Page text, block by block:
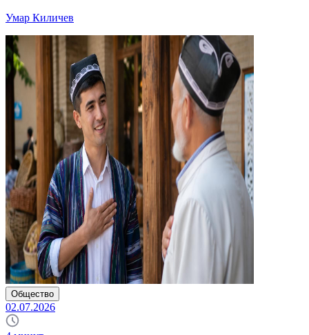
Умар Киличев
Общество
02.07.2026